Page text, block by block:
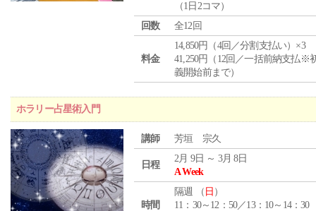
（1日2コマ）
回数
全12回
料金
14,850円（4回／分割支払い）×3
41,250円（12回／一括前納支払※
義開始前まで）
ホラリー占星術入門
講師 芳垣 宗久
日程
2月 9日 ～ 3月 8日
A Week
時間
隔週 （ 日 ）
11：30～12：50／13：10～14：30